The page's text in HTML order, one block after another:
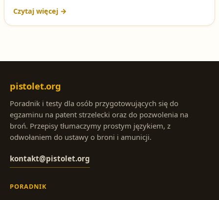
pocztowego? Sprawdź poprawną odpowiedź i podstawę
prawną.
pistolet.org
Poradnik i testy dla osób przygotowujących się do
egzaminu na patent strzelecki oraz do pozwolenia na
broń. Przepisy tłumaczymy prostym językiem, z
odwołaniem do ustawy o broni i amunicji.
kontakt@pistolet.org
PORADNIK